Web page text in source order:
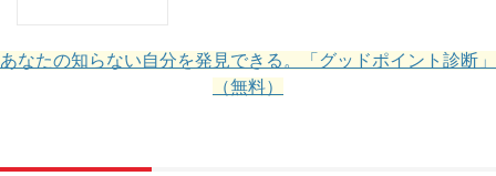
あなたの知らない自分を発見できる。「グッドポイント診断」
（無料）